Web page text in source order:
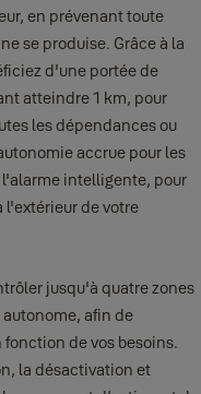
en prévenant toute
se produise. Grâce à la
d'une portée de
atteindre 1 km, pour
les dépendances ou
accrue pour les
intelligente, pour
l'extérieur de votre
jusqu'à quatre zones
afin de
de vos besoins.
la désactivation et